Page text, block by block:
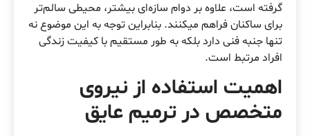
گرفته است، علاوه بر دوام سازه‌ای بیشتر، محیطی سالم‌تر
برای ساکنان فراهم میکنند. بنابراین توجه به این موضوع نه
تنها جنبه فنی دارد بلکه به طور مستقیم با کیفیت زندگی
افراد مرتبط است.
اهمیت استفاده از نیروی
متخصص در ترمیم عایق